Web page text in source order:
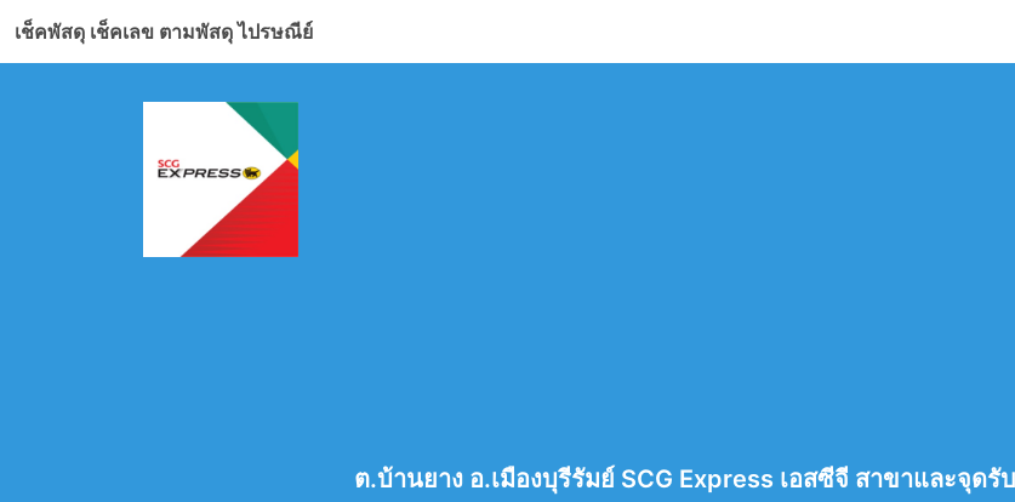
เช็คพัสดุ เช็คเลข ตามพัสดุ ไปรษณีย์
ต.บ้านยาง อ.เมืองบุรีรัมย์ SCG Express เอสซีจี สาขาและจุดรั